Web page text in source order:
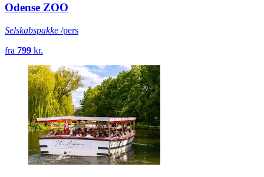
Odense ZOO
Selskabspakke /pers
fra 799 kr.